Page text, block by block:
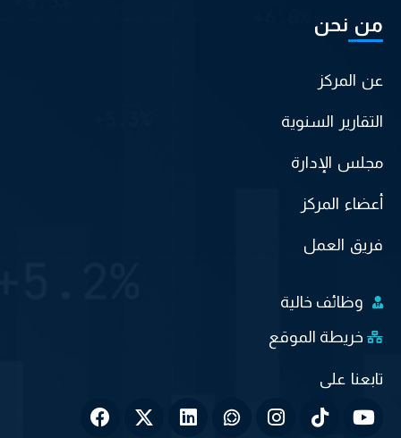
من نحن
عن المركز
التقارير السنوية
مجلس الإدارة
أعضاء المركز
فريق العمل
وظائف خالية
خريطة الموقع